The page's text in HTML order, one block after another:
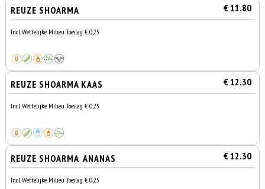
REUZE SHOARMA € 11.80
Incl. Wettelijke Milieu Toeslag € 0,25
REUZE SHOARMA KAAS € 12.30
Incl. Wettelijke Milieu Toeslag € 0,25
REUZE SHOARMA ANANAS € 12.30
Incl. Wettelijke Milieu Toeslag € 0,25